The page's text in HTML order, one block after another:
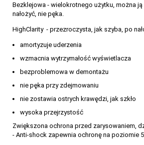
Bezklejowa - wielokrotnego użytku, można
nałożyć, nie pęka.
HighClarity - przezroczysta, jak szyba, po
amortyzuje uderzenia
wzmacnia wytrzymałość wyświetlacza
bezproblemowa w demontażu
nie pęka przy zdejmowaniu
nie zostawia ostrych krawędzi, jak szkło
wysoka przejrzystość
Zwiększona ochrona przed zarysowaniem,
- Anti-shock zapewnia ochronę na poziomie